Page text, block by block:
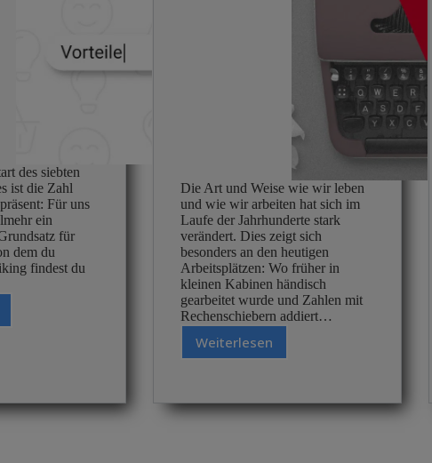
des siebten
ist die Zahl
Für uns
ein
für
dem du
findest du
Die Art und Weise wie wir leben
und wie wir arbeiten hat sich im
Laufe der Jahrhunderte stark
verändert. Dies zeigt sich
besonders an den heutigen
Arbeitsplätzen: Wo früher in
kleinen Kabinen händisch
gearbeitet wurde und Zahlen mit
Rechenschiebern addiert…
Weiterlesen
Geschichte
die
Entwicklung